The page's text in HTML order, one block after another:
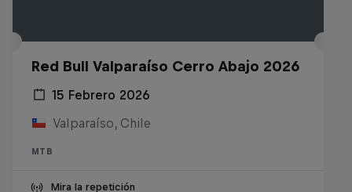
Red Bull Valparaíso Cerro Abajo 2026
15 Febrero 2026
Valparaíso, Chile
MTB
Mira la repetición